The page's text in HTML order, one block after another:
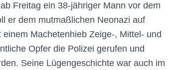
Freitag ein 38-jähriger Mann vor dem
er dem mutmaßlichen Neonazi auf
Machetenhieb Zeige-, Mittel- und
Opfer die Polizei gerufen und
Seine Lügengeschichte war auch im